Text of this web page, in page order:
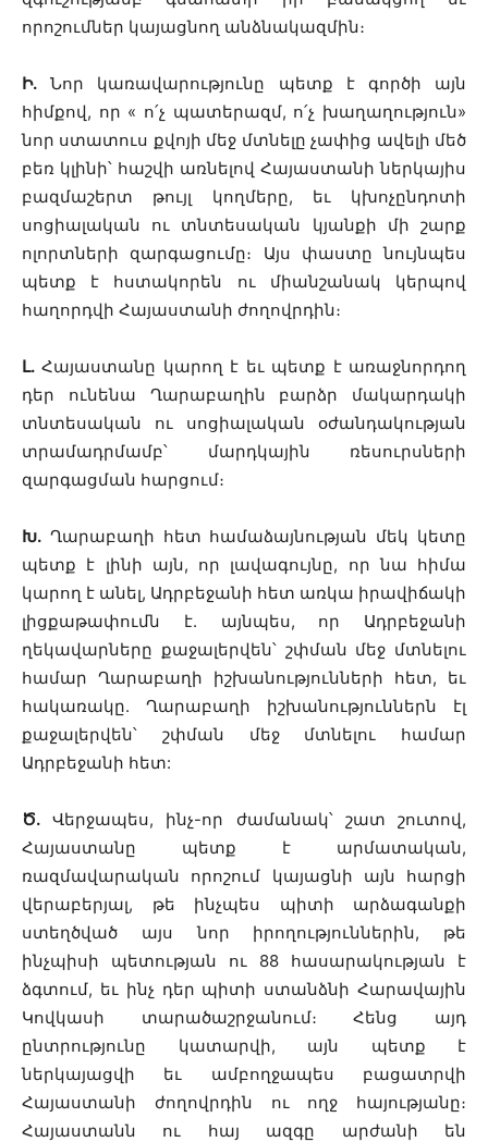
որոշումներ կայացնող անձնակազմին։
Ի. Նոր կառավարությունը պետք է գործի այն
հիմքով, որ « ո՛չ պատերազմ, ո՛չ խաղաղություն»
նոր ստատուս քվոյի մեջ մտնելը չափից ավելի մեծ
բեռ կլինի՝ հաշվի առնելով Հայաստանի ներկայիս
բազմաշերտ թույլ կողմերը, եւ կխոչընդոտի
սոցիալական ու տնտեսական կյանքի մի շարք
ոլորտների զարգացումը։ Այս փաստը նույնպես
պետք է հստակորեն ու միանշանակ կերպով
հաղորդվի Հայաստանի ժողովրդին։
Լ. Հայաստանը կարող է եւ պետք է առաջնորդող
դեր ունենա Ղարաբաղին բարձր մակարդակի
տնտեսական ու սոցիալական օժանդակության
տրամադրմամբ՝ մարդկային ռեսուրսների
զարգացման հարցում։
Խ. Ղարաբաղի հետ համաձայնության մեկ կետը
պետք է լինի այն, որ լավագույնը, որ նա հիմա
կարող է անել, Ադրբեջանի հետ առկա իրավիճակի
լիցքաթափումն է. այնպես, որ Ադրբեջանի
ղեկավարները քաջալերվեն՝ շփման մեջ մտնելու
համար Ղարաբաղի իշխանությունների հետ, եւ
հակառակը. Ղարաբաղի իշխանություններն էլ
քաջալերվեն՝ շփման մեջ մտնելու համար
Ադրբեջանի հետ:
Ծ. Վերջապես, ինչ-որ ժամանակ՝ շատ շուտով,
Հայաստանը պետք է արմատական,
ռազմավարական որոշում կայացնի այն հարցի
վերաբերյալ, թե ինչպես պիտի արձագանքի
ստեղծված այս նոր իրողություններին, թե
ինչպիսի պետության ու 88 հասարակության է
ձգտում, եւ ինչ դեր պիտի ստանձնի Հարավային
Կովկասի տարածաշրջանում։ Հենց այդ
ընտրությունը կատարվի, այն պետք է
ներկայացվի եւ ամբողջապես բացատրվի
Հայաստանի ժողովրդին ու ողջ հայությանը։
Հայաստանն ու հայ ազգը արժանի են